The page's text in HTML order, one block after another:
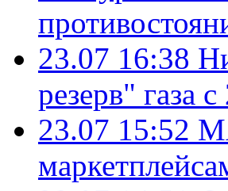
23.07 16:38
резерв" газа
23.07 15:52